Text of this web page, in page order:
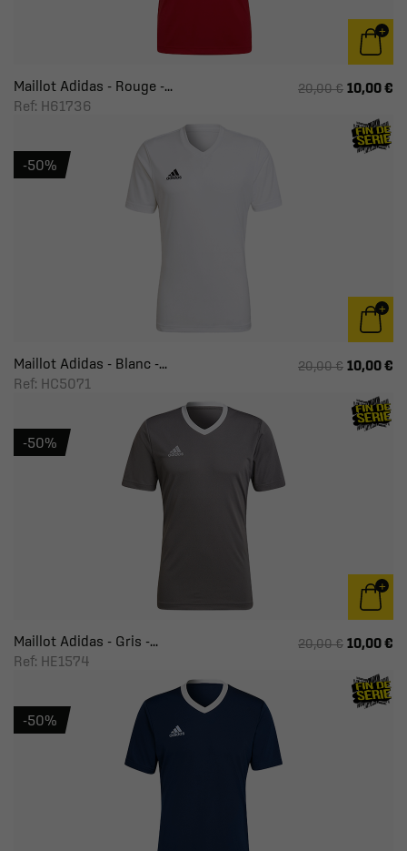
Maillot Adidas - Rouge -...
Ref: H61736
20,00 € 10,00 €
Maillot Adidas - Blanc -...
Ref: HC5071
20,00 € 10,00 €
-50%
Maillot Adidas - Gris -...
Ref: HE1574
20,00 € 10,00 €
-50%
-50%